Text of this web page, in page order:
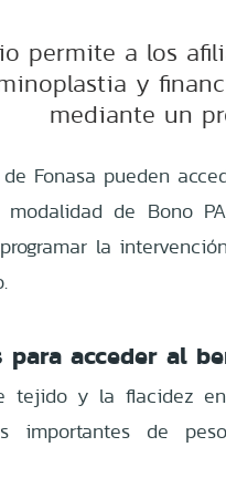
permite a los
y
mediante un
Fonasa pueden
de Bono
la
para acceder al
tejido y la flacidez
importantes de